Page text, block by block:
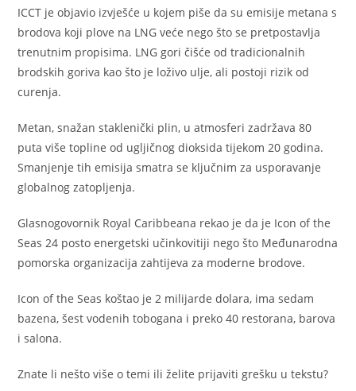
ICCT je objavio izvješće u kojem piše da su emisije metana s
brodova koji plove na LNG veće nego što se pretpostavlja
trenutnim propisima. LNG gori čišće od tradicionalnih
brodskih goriva kao što je loživo ulje, ali postoji rizik od
curenja.
Metan, snažan staklenički plin, u atmosferi zadržava 80
puta više topline od ugljičnog dioksida tijekom 20 godina.
Smanjenje tih emisija smatra se ključnim za usporavanje
globalnog zatopljenja.
Glasnogovornik Royal Caribbeana rekao je da je Icon of the
Seas 24 posto energetski učinkovitiji nego što Međunarodna
pomorska organizacija zahtijeva za moderne brodove.
Icon of the Seas koštao je 2 milijarde dolara, ima sedam
bazena, šest vodenih tobogana i preko 40 restorana, barova
i salona.
Znate li nešto više o temi ili želite prijaviti grešku u tekstu?